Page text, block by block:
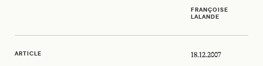
FRANÇOISE
LALANDE
ARTICLE 18.12.2007